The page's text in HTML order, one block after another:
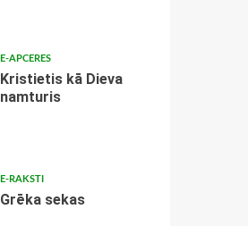
E-APCERES
Kristietis kā Dieva
namturis
E-RAKSTI
Grēka sekas